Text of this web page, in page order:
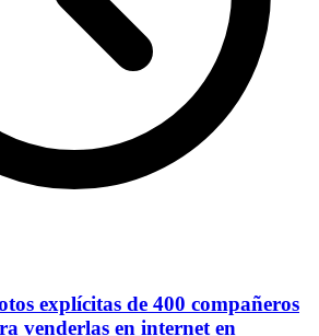
explícitas de 400 compañeros
venderlas en internet en